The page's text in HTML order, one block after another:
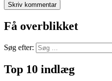
Få overblikket
Søg efter:
Top 10 indlæg